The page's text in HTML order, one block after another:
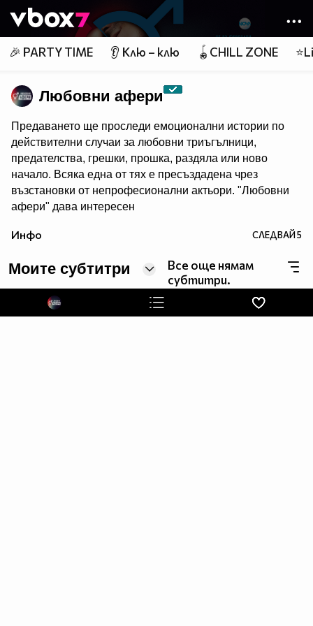
👾
🎉 PARTY TIME 👂 Клю – клю 🪀CHILL ZONE
Любовни афери
Предаването ще проследи емоционални истории по
действителни случаи за любовни триъгълници,
предателства, грешки, прошка, раздяла или ново
начало. Всяка една от тях е пресъздадена чрез
възстановки от непрофесионални актьори. "Любовни
афери" дава интересен
в най-съкровените отношения между хората.
Инфо СЛЕДВАЙ5
Моите субтитри
Все още нямам
субтитри.